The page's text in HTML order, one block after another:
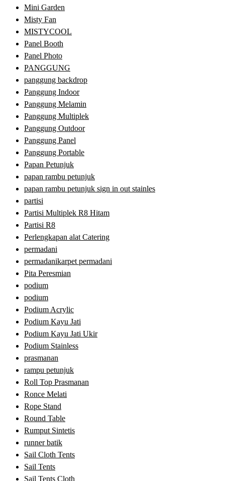
Mini Garden
Misty Fan
MISTYCOOL
Panel Booth
Panel Photo
PANGGUNG
panggung backdrop
Panggung Indoor
Panggung Melamin
Panggung Multiplek
Panggung Outdoor
Panggung Panel
Panggung Portable
Papan Petunjuk
papan rambu petunjuk
papan rambu petunjuk sign in out stainles
partisi
Partisi Multiplek R8 Hitam
Partisi R8
Perlengkapan alat Catering
permadani
permadanikarpet permadani
Pita Peresmian
podium
podium
Podium Acrylic
Podium Kayu Jati
Podium Kayu Jati Ukir
Podium Stainless
prasmanan
rampu petunjuk
Roll Top Prasmanan
Ronce Melati
Rope Stand
Round Table
Rumput Sintetis
runner batik
Sail Cloth Tents
Sail Tents
Sail Tents Cloth